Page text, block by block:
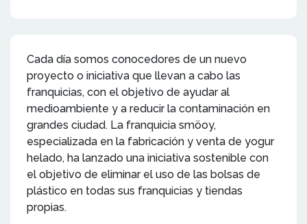
Cada día somos conocedores de un nuevo
proyecto o iniciativa que llevan a cabo las
franquicias, con el objetivo de ayudar al
medioambiente y a reducir la contaminación en
grandes ciudad. La franquicia smöoy,
especializada en la fabricación y venta de yogur
helado, ha lanzado una iniciativa sostenible con
el objetivo de eliminar el uso de las bolsas de
plástico en todas sus franquicias y tiendas
propias.